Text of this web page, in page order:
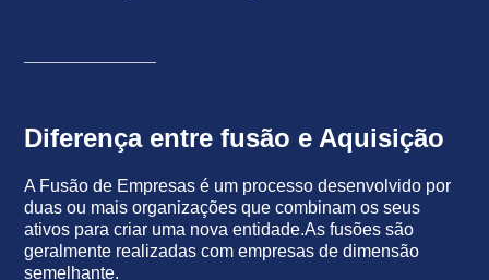
Diferença entre fusão e Aquisição
A Fusão de Empresas é um processo desenvolvido por
duas ou mais organizações que combinam os seus
ativos para criar uma nova entidade.As fusões são
geralmente realizadas com empresas de dimensão
semelhante.